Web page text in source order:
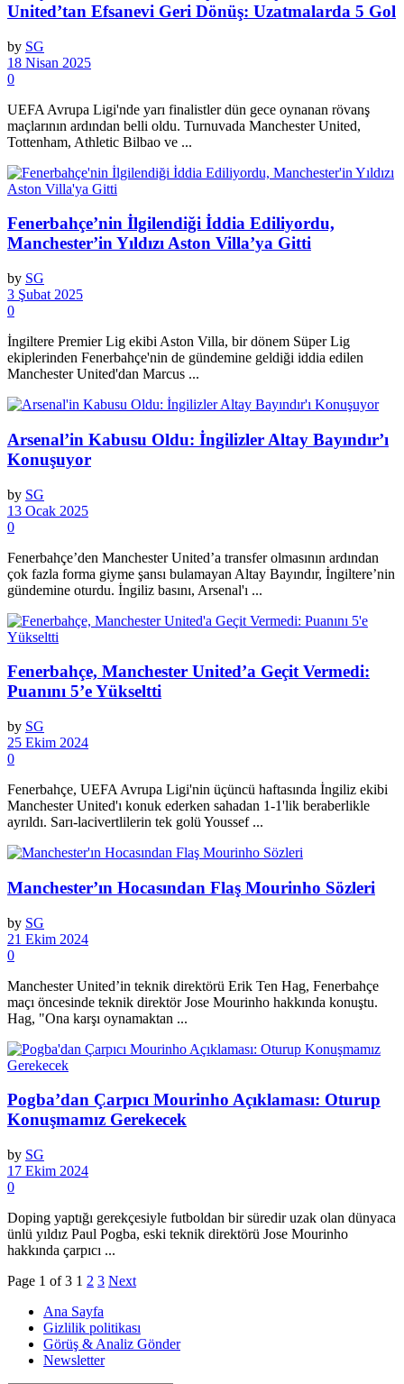
United’tan Efsanevi Geri Dönüş: Uzatmalarda 5 Gol
by SG
18 Nisan 2025
0
UEFA Avrupa Ligi'nde yarı finalistler dün gece oynanan rövanş
maçlarının ardından belli oldu. Turnuvada Manchester United,
Tottenham, Athletic Bilbao ve ...
Fenerbahçe’nin İlgilendiği İddia Ediliyordu,
Manchester’in Yıldızı Aston Villa’ya Gitti
by SG
3 Şubat 2025
0
İngiltere Premier Lig ekibi Aston Villa, bir dönem Süper Lig
ekiplerinden Fenerbahçe'nin de gündemine geldiği iddia edilen
Manchester United'dan Marcus ...
Arsenal’in Kabusu Oldu: İngilizler Altay Bayındır’ı
Konuşuyor
by SG
13 Ocak 2025
0
Fenerbahçe’den Manchester United’a transfer olmasının ardından
çok fazla forma giyme şansı bulamayan Altay Bayındır, İngiltere’nin
gündemine oturdu. İngiliz basını, Arsenal'ı ...
Fenerbahçe, Manchester United’a Geçit Vermedi:
Puanını 5’e Yükseltti
by SG
25 Ekim 2024
0
Fenerbahçe, UEFA Avrupa Ligi'nin üçüncü haftasında İngiliz ekibi
Manchester United'ı konuk ederken sahadan 1-1'lik beraberlikle
ayrıldı. Sarı-lacivertlilerin tek golü Youssef ...
Manchester’ın Hocasından Flaş Mourinho Sözleri
by SG
21 Ekim 2024
0
Manchester United’in teknik direktörü Erik Ten Hag, Fenerbahçe
maçı öncesinde teknik direktör Jose Mourinho hakkında konuştu.
Hag, "Ona karşı oynamaktan ...
Pogba’dan Çarpıcı Mourinho Açıklaması: Oturup
Konuşmamız Gerekecek
by SG
17 Ekim 2024
0
Doping yaptığı gerekçesiyle futboldan bir süredir uzak olan dünyaca
ünlü yıldız Paul Pogba, eski teknik direktörü Jose Mourinho
hakkında çarpıcı ...
Page 1 of 3 1 2 3 Next
Ana Sayfa
Gizlilik politikası
Görüş & Analiz Gönder
Newsletter